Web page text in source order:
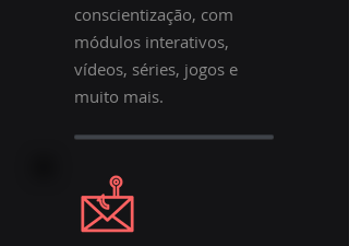
conscientização, com
módulos interativos,
vídeos, séries, jogos e
muito mais.